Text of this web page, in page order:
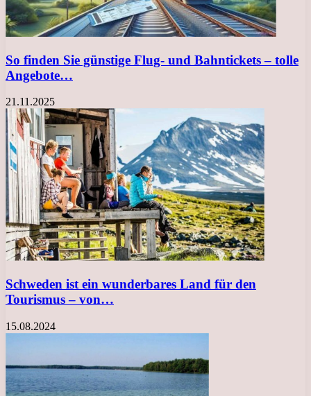
So finden Sie günstige Flug- und Bahntickets – tolle
Angebote…
21.11.2025
Schweden ist ein wunderbares Land für den
Tourismus – von…
15.08.2024